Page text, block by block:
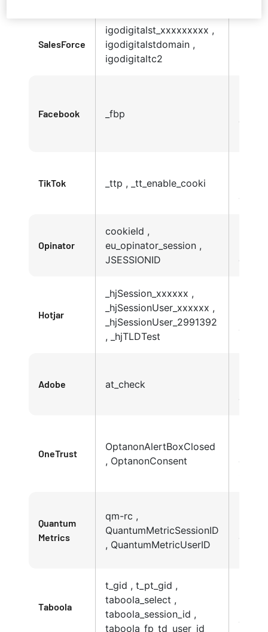
SalesForce
igodigitalst_xxxxxxxxx ,
igodigitalstdomain ,
igodigitaltc2
Facebook _fbp
de
TikTok _ttp , _tt_enable_cooki
de
Opinator
cookieId ,
eu_opinator_session ,
JSESSIONID
de
Hotjar
_hjSession_xxxxxx ,
_hjSessionUser_xxxxxx ,
_hjSessionUser_2991392
, _hjTLDTest
de
Adobe at_check
de
OneTrust
OptanonAlertBoxClosed
, OptanonConsent
de
Quantum
Metrics
qm-rc ,
QuantumMetricSessionID
, QuantumMetricUserID
de
Taboola
t_gid , t_pt_gid ,
taboola_select ,
taboola_session_id ,
taboola_fp_td_user_id
de